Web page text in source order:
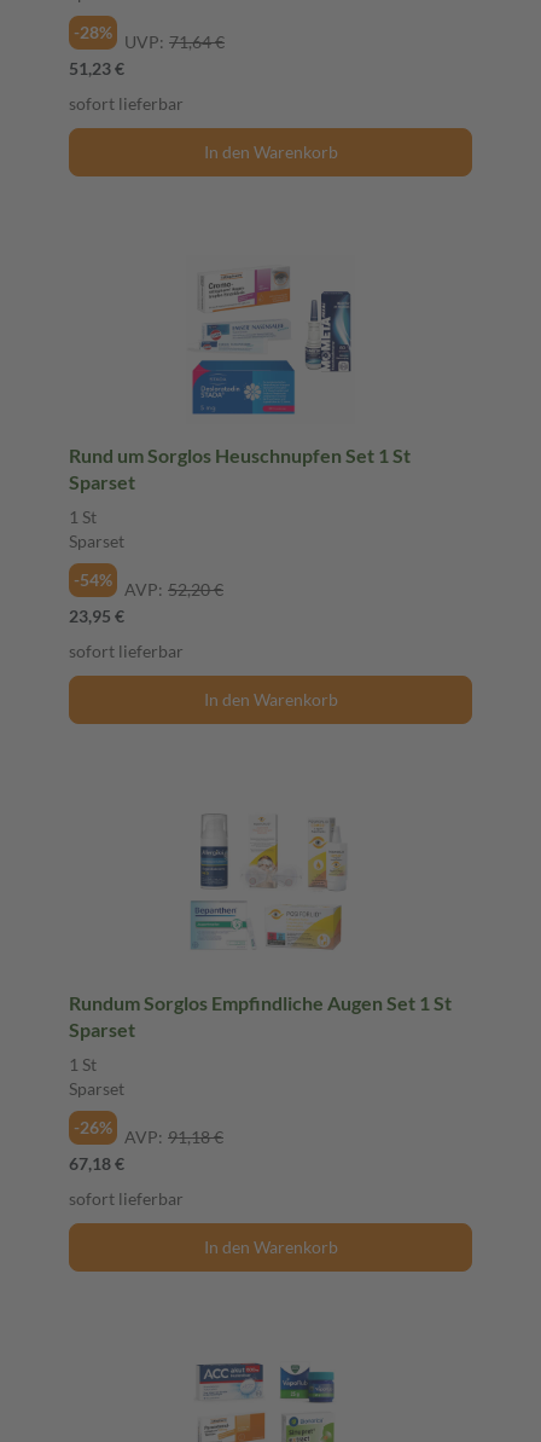
-28%
UVP: 71,64 €
51,23 €
sofort lieferbar
In den Warenkorb
Rund um Sorglos Heuschnupfen Set 1 St
Sparset
1 St
Sparset
-54%
AVP: 52,20 €
23,95 €
sofort lieferbar
In den Warenkorb
Rundum Sorglos Empfindliche Augen Set 1 St
Sparset
1 St
Sparset
-26%
AVP: 91,18 €
67,18 €
sofort lieferbar
In den Warenkorb